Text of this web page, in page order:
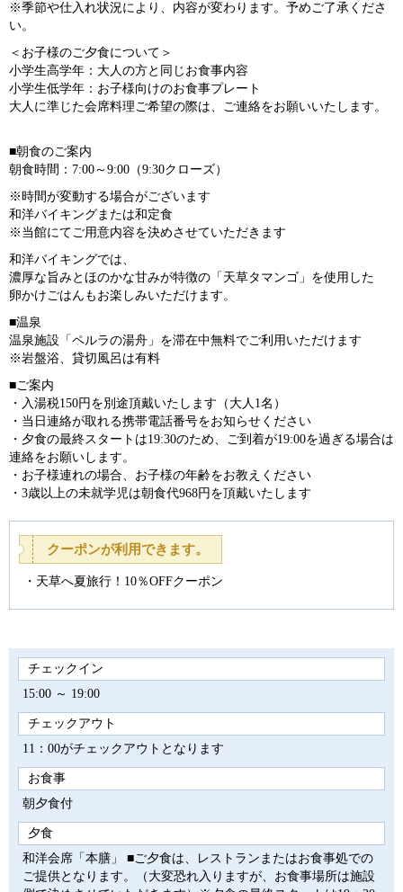
※季節や仕入れ状況により、内容が変わります。予めご了承くださ
い。
＜お子様のご夕食について＞
小学生高学年：大人の方と同じお食事内容
小学生低学年：お子様向けのお食事プレート
大人に準じた会席料理ご希望の際は、ご連絡をお願いいたします。
■朝食のご案内
朝食時間：7:00～9:00（9:30クローズ）
※時間が変動する場合がございます
和洋バイキングまたは和定食
※当館にてご用意内容を決めさせていただきます
和洋バイキングでは、
濃厚な旨みとほのかな甘みが特徴の「天草タマンゴ」を使用した
卵かけごはんもお楽しみいただけます。
■温泉
温泉施設「ペルラの湯舟」を滞在中無料でご利用いただけます
※岩盤浴、貸切風呂は有料
■ご案内
・入湯税150円を別途頂戴いたします（大人1名）
・当日連絡が取れる携帯電話番号をお知らせください
・夕食の最終スタートは19:30のため、ご到着が19:00を過ぎる場合は
連絡をお願いします。
・お子様連れの場合、お子様の年齢をお教えください
・3歳以上の未就学児は朝食代968円を頂戴いたします
クーポンが利用できます。
天草へ夏旅行！10％OFFクーポン
チェックイン
15:00 ～ 19:00
チェックアウト
11：00がチェックアウトとなります
お食事
朝夕食付
夕食
和洋会席「本膳」 ■ご夕食は、レストランまたはお食事処での
ご提供となります。（大変恐れ入りますが、お食事場所は施設